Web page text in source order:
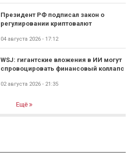
Президент РФ подписал закон о
регулировании криптовалют
04 августа 2026 - 17:12
WSJ: гигантские вложения в ИИ могут
спровоцировать финансовый коллапс
02 августа 2026 - 21:35
Ещё